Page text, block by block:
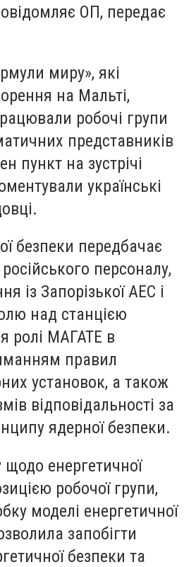
ОП, передає
миру», які
на Мальті,
робочі групи
представників
пункт на зустрічі
українські
безпеки передбачає
персоналу,
із Запорізької АЕС і
над станцією
ролі МАГАТЕ в
правил
установок, а також
відповідальності за
ядерної безпеки.
щодо енергетичної
робочої групи,
моделі енергетичної
запобігти
безпеки та